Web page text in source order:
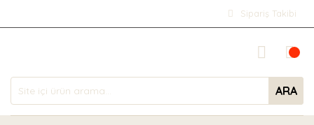
Sipariş Takibi
ARA